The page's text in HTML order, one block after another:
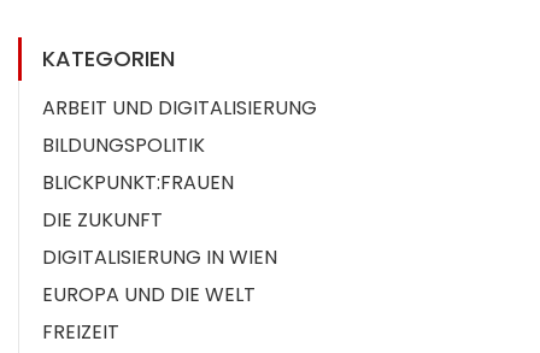
KATEGORIEN
ARBEIT UND DIGITALISIERUNG
BILDUNGSPOLITIK
BLICKPUNKT:FRAUEN
DIE ZUKUNFT
DIGITALISIERUNG IN WIEN
EUROPA UND DIE WELT
FREIZEIT